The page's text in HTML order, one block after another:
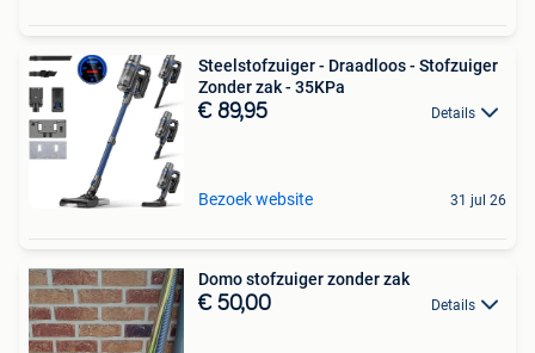
Steelstofzuiger - Draadloos - Stofzuiger
Zonder zak - 35KPa
€ 89,95 Details
Bezoek website 31 jul 26
Domo stofzuiger zonder zak
€ 50,00 Details